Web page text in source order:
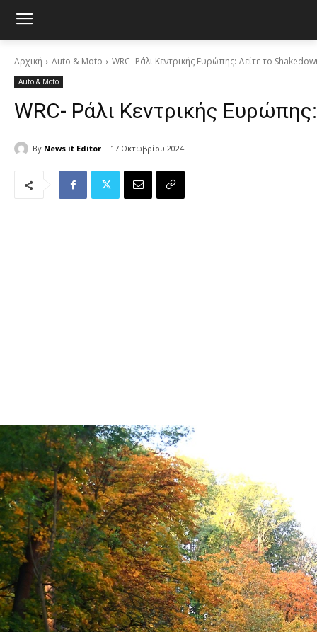
Αρχική Auto & Moto WRC- Ράλι Κεντρικής Ευρώπης: Δείτε το
Auto & Moto
WRC- Ράλι Κεντρικής
By News it Editor 17 Οκτωβρίου 2024